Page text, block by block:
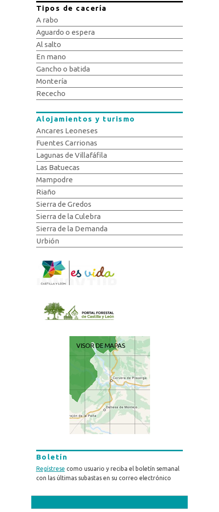
Tipos de cacería
A rabo
Aguardo o espera
Al salto
En mano
Gancho o batida
Montería
Rececho
Alojamientos y turismo
Ancares Leoneses
Fuentes Carrionas
Lagunas de Villafáfila
Las Batuecas
Mampodre
Riaño
Sierra de Gredos
Sierra de la Culebra
Sierra de la Demanda
Urbión
Boletín
Regístrese como usuario y reciba el boletín semanal
con las últimas subastas en su correo electrónico